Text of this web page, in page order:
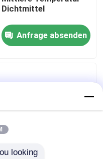
Dichtmittel
Anfrage absenden
looking